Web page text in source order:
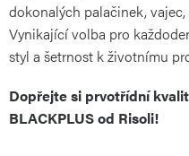
dokonalých palačinek,
Vynikající volba pro
styl a šetrnost k životnímu
Dopřejte si prvotřídní
BLACKPLUS od Risoli!